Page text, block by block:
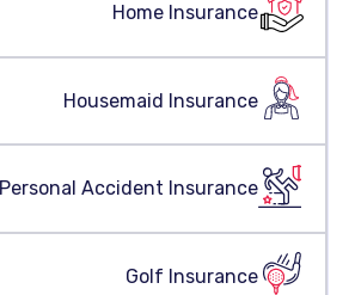
Home Insurance
Housemaid Insurance
Personal Accident Insurance
Golf Insurance